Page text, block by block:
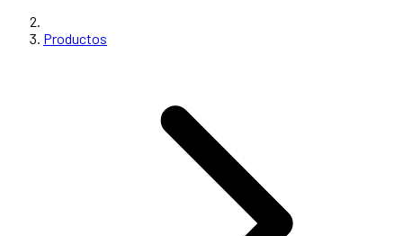
Productos